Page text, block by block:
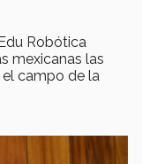
Robótica
mexicanas las
campo de la